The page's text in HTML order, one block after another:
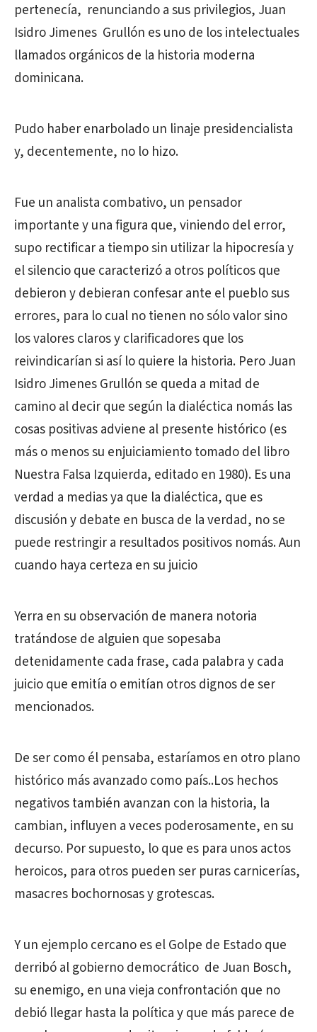
pertenecía, renunciando a sus privilegios, Juan
Isidro Jimenes Grullón es uno de los intelectuales
llamados orgánicos de la historia moderna
dominicana.
Pudo haber enarbolado un linaje presidencialista
y, decentemente, no lo hizo.
Fue un analista combativo, un pensador
importante y una figura que, viniendo del error,
supo rectificar a tiempo sin utilizar la hipocresía y
el silencio que caracterizó a otros políticos que
debieron y debieran confesar ante el pueblo sus
errores, para lo cual no tienen no sólo valor sino
los valores claros y clarificadores que los
reivindicarían si así lo quiere la historia. Pero Juan
Isidro Jimenes Grullón se queda a mitad de
camino al decir que según la dialéctica nomás las
cosas positivas adviene al presente histórico (es
más o menos su enjuiciamiento tomado del libro
Nuestra Falsa Izquierda, editado en 1980). Es una
verdad a medias ya que la dialéctica, que es
discusión y debate en busca de la verdad, no se
puede restringir a resultados positivos nomás. Aun
cuando haya certeza en su juicio
Yerra en su observación de manera notoria
tratándose de alguien que sopesaba
detenidamente cada frase, cada palabra y cada
juicio que emitía o emitían otros dignos de ser
mencionados.
De ser como él pensaba, estaríamos en otro plano
histórico más avanzado como país..Los hechos
negativos también avanzan con la historia, la
cambian, influyen a veces poderosamente, en su
decurso. Por supuesto, lo que es para unos actos
heroicos, para otros pueden ser puras carnicerías,
masacres bochornosas y grotescas.
Y un ejemplo cercano es el Golpe de Estado que
derribó al gobierno democrático de Juan Bosch,
su enemigo, en una vieja confrontación que no
debió llegar hasta la política y que más parece de